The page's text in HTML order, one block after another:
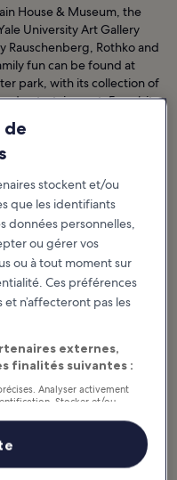
House & Museum, the
University Art Gallery
Rothko and
fun can be found at
park, with its collection of
entertainment. For a bit
beverages.
de
stockent et/ou
que les identifiants
données personnelles,
ou gérer vos
ou à tout moment sur
Ces préférences
n’affecteront pas les
externes,
finalités suivantes :
Analyser activement
Stocker et/ou
publicités et du contenu,